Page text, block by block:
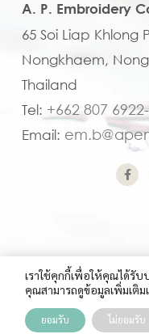
A. P. Embroidery
65 Soi Liap Khlong
Nongkhaem,
Thailand
Tel: +662 807
Email:
Copyright (C)
เราใช้คุกกี้เพื่อให้คุณได้รั
คุณสามารถดูข้อมูลเพิ่มเติ
ยอมรับ ไม่ยอมรับ